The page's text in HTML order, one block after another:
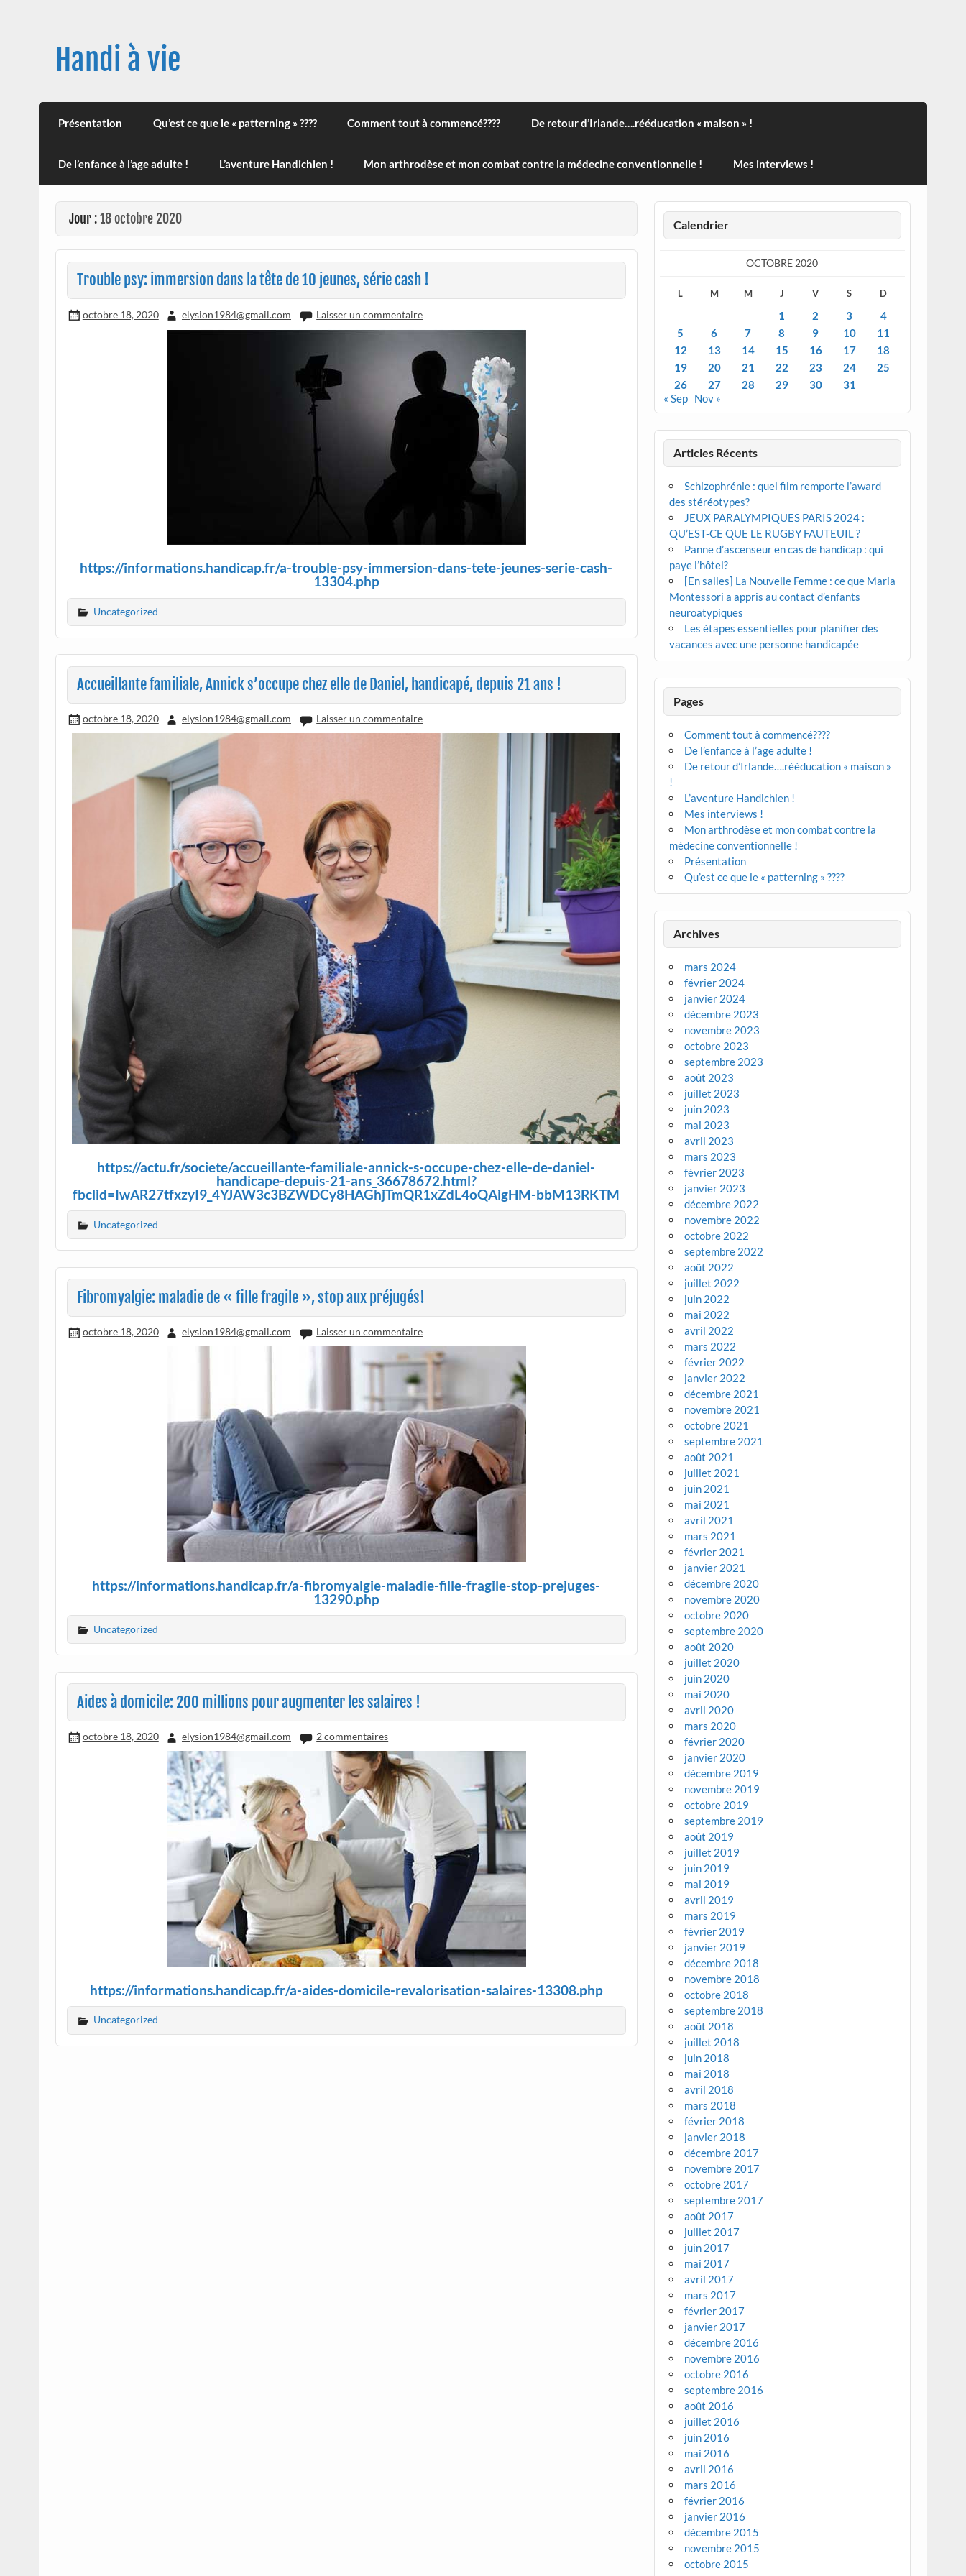
Handi à vie
Une image positive du handicap, en France et à travers le monde, des nouveautés technologiques , de l'handisport , des actualités sur la santé, sur les vaccins, de
leur impact sur la santé (mon histoire est dans le menu) ! Bonne visite
Présentation Qu’est ce que le « patterning » ???? Comment tout à commencé???? De retour d’Irlande….rééducation « maison » !
De l’enfance à l’age adulte ! L’aventure Handichien ! Mon arthrodèse et mon combat contre la médecine conventionnelle ! Mes interviews !
Jour :18 octobre 2020
Trouble psy: immersion dans la tête de 10 jeunes, série cash !
octobre 18, 2020 elysion1984@gmail.com Laisser un commentaire
https://informations.handicap.fr/a-trouble-psy-immersion-dans-tete-jeunes-serie-cash-
13304.php
Uncategorized
Accueillante familiale, Annick s’occupe chez elle de Daniel, handicapé, depuis 21 ans !
octobre 18, 2020 elysion1984@gmail.com Laisser un commentaire
https://actu.fr/societe/accueillante-familiale-annick-s-occupe-chez-elle-de-daniel-
handicape-depuis-21-ans_36678672.html?
fbclid=IwAR27tfxzyI9_4YJAW3c3BZWDCy8HAGhjTmQR1xZdL4oQAigHM-bbM13RKTM
Uncategorized
Fibromyalgie: maladie de « fille fragile », stop aux préjugés!
octobre 18, 2020 elysion1984@gmail.com Laisser un commentaire
https://informations.handicap.fr/a-fibromyalgie-maladie-fille-fragile-stop-prejuges-
13290.php
Uncategorized
Aides à domicile: 200 millions pour augmenter les salaires !
octobre 18, 2020 elysion1984@gmail.com 2 commentaires
https://informations.handicap.fr/a-aides-domicile-revalorisation-salaires-13308.php
Uncategorized
Calendrier
OCTOBRE 2020
L M M J V S D
1 2 3
4
5
6 7 8 9 10
11
12
13 14 15 16 17
18
19
20 21 22 23 24
25
26
27 28 29 30
31
« Sep Nov »
Articles Récents
Schizophrénie : quel film remporte l’award
des stéréotypes?
JEUX PARALYMPIQUES PARIS 2024 :
QU’EST-CE QUE LE RUGBY FAUTEUIL ?
Panne d’ascenseur en cas de handicap : qui
paye l’hôtel?
[En salles] La Nouvelle Femme : ce que Maria
Montessori a appris au contact d’enfants
neuroatypiques
Les étapes essentielles pour planifier des
vacances avec une personne handicapée
Pages
Comment tout à commencé????
De l’enfance à l’age adulte !
De retour d’Irlande….rééducation « maison »
!
L’aventure Handichien !
Mes interviews !
Mon arthrodèse et mon combat contre la
médecine conventionnelle !
Présentation
Qu’est ce que le « patterning » ????
Archives
mars 2024
février 2024
janvier 2024
décembre 2023
novembre 2023
octobre 2023
septembre 2023
août 2023
juillet 2023
juin 2023
mai 2023
avril 2023
mars 2023
février 2023
janvier 2023
décembre 2022
novembre 2022
octobre 2022
septembre 2022
août 2022
juillet 2022
juin 2022
mai 2022
avril 2022
mars 2022
février 2022
janvier 2022
décembre 2021
novembre 2021
octobre 2021
septembre 2021
août 2021
juillet 2021
juin 2021
mai 2021
avril 2021
mars 2021
février 2021
janvier 2021
décembre 2020
novembre 2020
octobre 2020
septembre 2020
août 2020
juillet 2020
juin 2020
mai 2020
avril 2020
mars 2020
février 2020
janvier 2020
décembre 2019
novembre 2019
octobre 2019
septembre 2019
août 2019
juillet 2019
juin 2019
mai 2019
avril 2019
mars 2019
février 2019
janvier 2019
décembre 2018
novembre 2018
octobre 2018
septembre 2018
août 2018
juillet 2018
juin 2018
mai 2018
avril 2018
mars 2018
février 2018
janvier 2018
décembre 2017
novembre 2017
octobre 2017
septembre 2017
août 2017
juillet 2017
juin 2017
mai 2017
avril 2017
mars 2017
février 2017
janvier 2017
décembre 2016
novembre 2016
octobre 2016
septembre 2016
août 2016
juillet 2016
juin 2016
mai 2016
avril 2016
mars 2016
février 2016
janvier 2016
décembre 2015
novembre 2015
octobre 2015